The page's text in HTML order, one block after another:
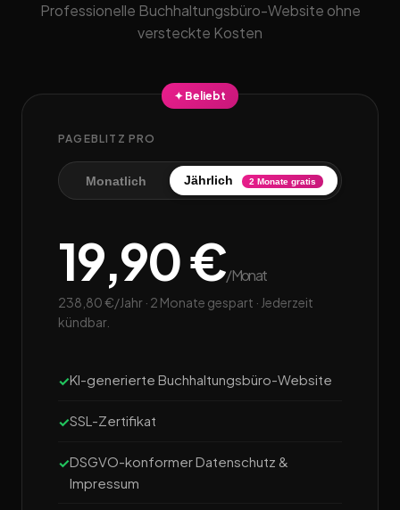
Professionelle Buchhaltungsbüro-Website ohne
versteckte Kosten
✦ Beliebt
PAGEBLITZ PRO
Monatlich Jährlich 2 Monate gratis
19,90 €/Monat
238,80 €/Jahr · 2 Monate gespart · Jederzeit
kündbar.
KI-generierte Buchhaltungsbüro-Website
SSL-Zertifikat
DSGVO-konformer Datenschutz &
Impressum